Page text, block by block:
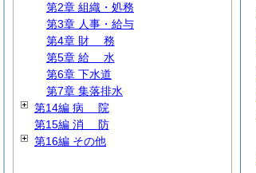
第2章 組織・処務
第3章 人事・給与
第4章 財 務
第5章 給 水
第6章 下水道
第7章 集落排水
第14編 病
院
第15編 消 防
第16編 その他